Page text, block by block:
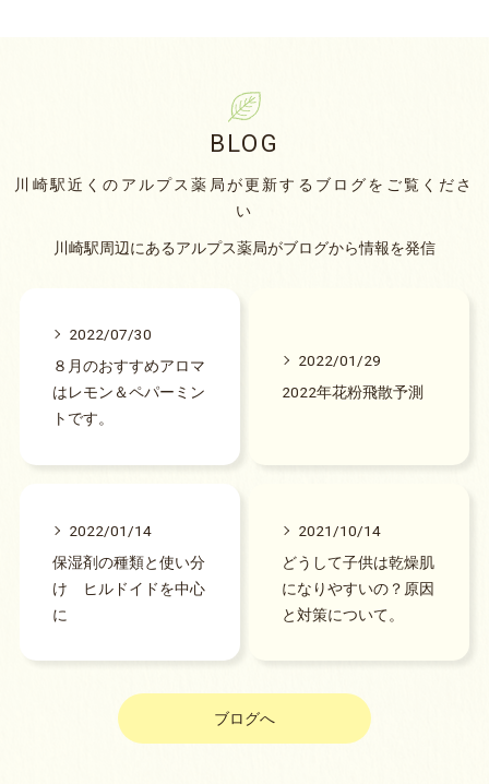
川崎駅近くのアルプス薬局が更新するブログをご覧くださ
い
BLOG
川崎駅周辺にあるアルプス薬局がブログから情報を発信
2022/07/30
８月のおすすめアロマ
はレモン＆ペパーミン
トです。
2022/01/29
2022年花粉飛散予測
2022/01/14
保湿剤の種類と使い分
け ヒルドイドを中心
に
2021/10/14
どうして子供は乾燥肌
になりやすいの？原因
と対策について。
ブログへ